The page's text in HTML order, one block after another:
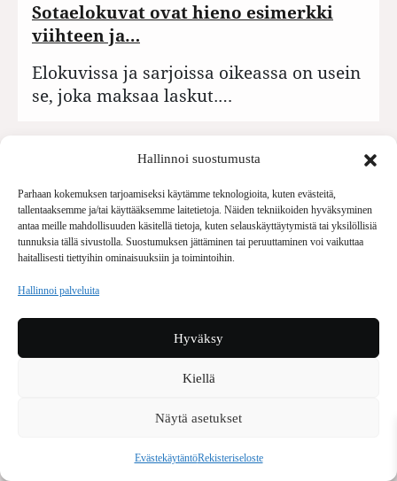
Hallinnoi suostumusta
Parhaan kokemuksen tarjoamiseksi käytämme teknologioita, kuten evästeitä,
tallentaaksemme ja/tai käyttääksemme laitetietoja. Näiden tekniikoiden hyväksyminen
antaa meille mahdollisuuden käsitellä tietoja, kuten selauskäyttäytymistä tai yksilöllisiä
tunnuksia tällä sivustolla. Suostumuksen jättäminen tai peruuttaminen voi vaikuttaa
haitallisesti tiettyihin ominaisuuksiin ja toimintoihin.
Hallinnoi palveluita
Hyväksy
Kiellä
Näytä asetukset
EvästekäytäntöRekisteriseloste
Sotaelokuvat ovat hieno esimerkki
viihteen ja…
Elokuvissa ja sarjoissa oikeassa on usein
se, joka maksaa laskut.…
Voiko festivaalilta vaatia eettisyyttä ja
Rantala mainosti Finnairia ja kertoi, että